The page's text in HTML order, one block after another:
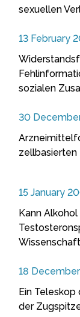
sexuellen
13 February
sozialen
30
15 January
Kann
18
Ein
der